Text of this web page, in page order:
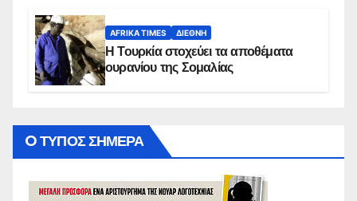
AFRIKA TIMES ΔΙΕΘΝΉ
Η Τουρκία στοχεύει τα αποθέματα
ουρανίου της Σομαλίας
O ΤΥΠΟΣ ΣΗΜΕΡΑ